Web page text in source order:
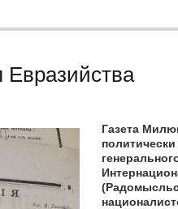
Евразийства
Газета